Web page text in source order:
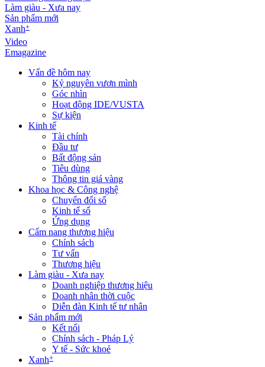
Làm giàu - Xưa nay
Sản phẩm mới
Xanh+
Video
Emagazine
Vấn đề hôm nay
Kỷ nguyên vươn mình
Góc nhìn
Hoạt động IDE/VUSTA
Sự kiện
Kinh tế
Tài chính
Đầu tư
Bất động sản
Tiêu dùng
Thông tin giá vàng
Khoa học & Công nghệ
Chuyển đổi số
Kinh tế số
Ứng dụng
Cẩm nang thương hiệu
Chính sách
Tư vấn
Thương hiệu
Làm giàu - Xưa nay
Doanh nghiệp thương hiệu
Doanh nhân thời cuộc
Diễn đàn Kinh tế tư nhân
Sản phẩm mới
Kết nối
Chính sách - Pháp Lý
Y tế - Sức khoẻ
Xanh+